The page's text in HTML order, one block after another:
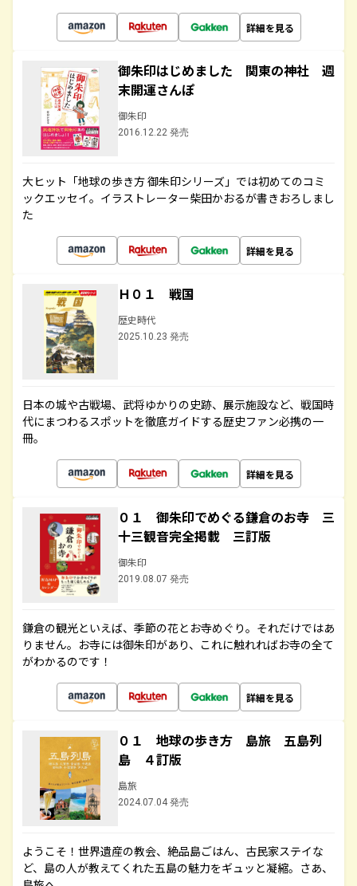
詳細を見る
御朱印はじめました 関東の神社 週
末開運さんぽ
御朱印
2016.12.22 発売
大ヒット「地球の歩き方 御朱印シリーズ」では初めてのコミ
ックエッセイ。イラストレーター柴田かおるが書きおろしまし
た
詳細を見る
Ｈ０１ 戦国
歴史時代
2025.10.23 発売
日本の城や古戦場、武将ゆかりの史跡、展示施設など、戦国時
代にまつわるスポットを徹底ガイドする歴史ファン必携の一
冊。
詳細を見る
０１ 御朱印でめぐる鎌倉のお寺 三
十三観音完全掲載 三訂版
御朱印
2019.08.07 発売
鎌倉の観光といえば、季節の花とお寺めぐり。それだけではあ
りません。お寺には御朱印があり、これに触れればお寺の全て
がわかるのです！
詳細を見る
０１ 地球の歩き方 島旅 五島列
島 ４訂版
島旅
2024.07.04 発売
ようこそ！世界遺産の教会、絶品島ごはん、古民家ステイな
ど、島の人が教えてくれた五島の魅力をギュッと凝縮。さあ、